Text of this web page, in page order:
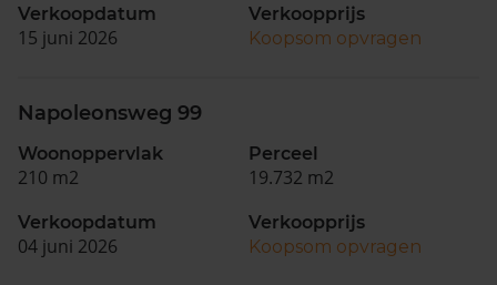
Verkoopdatum
15 juni 2026
Verkoopprijs
Koopsom opvragen
Napoleonsweg 99
Woonoppervlak
210 m2
Perceel
19.732 m2
Verkoopdatum
04 juni 2026
Verkoopprijs
Koopsom opvragen